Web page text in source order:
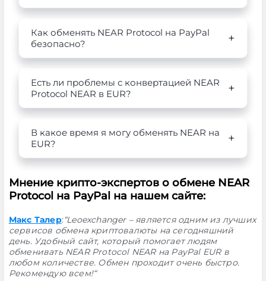
Как обменять NEAR Protocol на PayPal
безопасно?
Есть ли проблемы с конвертацией NEAR
Protocol NEAR в EUR?
В какое время я могу обменять NEAR на
EUR?
Мнение крипто-экспертов о обмене NEAR
Protocol на PayPal на нашем сайте:
Макс Талер:“Leoexchanger – является одним из лучших
сервисов обмена криптовалюты на сегодняшний
день. Удобный сайт, который помогает людям
обменивать NEAR Protocol NEAR на PayPal EUR в
любом количестве. Обмен проходит очень быстро.
Рекомендую всем!“